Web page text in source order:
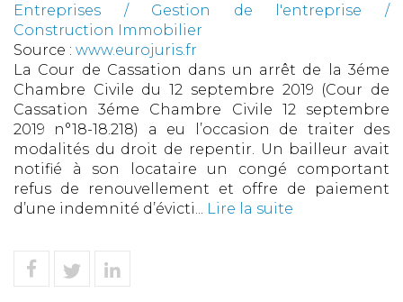
Entreprises / Gestion de l'entreprise /
Construction Immobilier
Source : www.eurojuris.fr
La Cour de Cassation dans un arrêt de la 3éme
Chambre Civile du 12 septembre 2019 (Cour de
Cassation 3éme Chambre Civile 12 septembre
2019 n°18-18.218) a eu l’occasion de traiter des
modalités du droit de repentir. Un bailleur avait
notifié à son locataire un congé comportant
refus de renouvellement et offre de paiement
d’une indemnité d’évicti... Lire la suite